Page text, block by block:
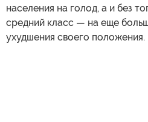
населения на голод, а и без
средний класс — на еще
ухудшения своего положения.